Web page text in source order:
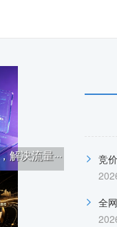
决流量···
全